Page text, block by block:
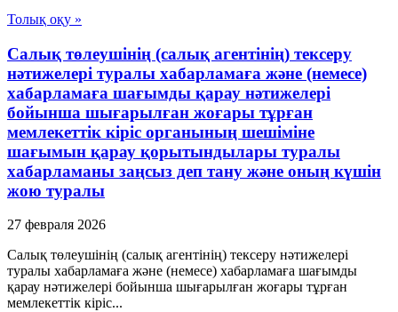
Толық оқу »
Салық төлеушінің (салық агентінің) тексеру
нәтижелері туралы хабарламаға және (немесе)
хабарламаға шағымды қарау нәтижелері
бойынша шығарылған жоғары тұрған
мемлекеттік кіріс органының шешіміне
шағымын қарау қорытындылары туралы
хабарламаны заңсыз деп тану және оның күшін
жою туралы
27 февраля 2026
Салық төлеушінің (салық агентінің) тексеру нәтижелері
туралы хабарламаға және (немесе) хабарламаға шағымды
қарау нәтижелері бойынша шығарылған жоғары тұрған
мемлекеттік кіріс...